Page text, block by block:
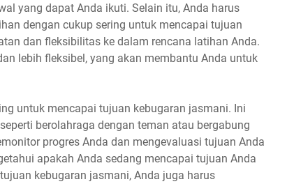
yang dapat Anda ikuti. Selain itu, Anda harus
dengan cukup sering untuk mencapai tujuan
dan fleksibilitas ke dalam rencana latihan Anda.
lebih fleksibel, yang akan membantu Anda untuk
untuk mencapai tujuan kebugaran jasmani. Ini
berolahraga dengan teman atau bergabung
progres Anda dan mengevaluasi tujuan Anda
apakah Anda sedang mencapai tujuan Anda
kebugaran jasmani, Anda juga harus